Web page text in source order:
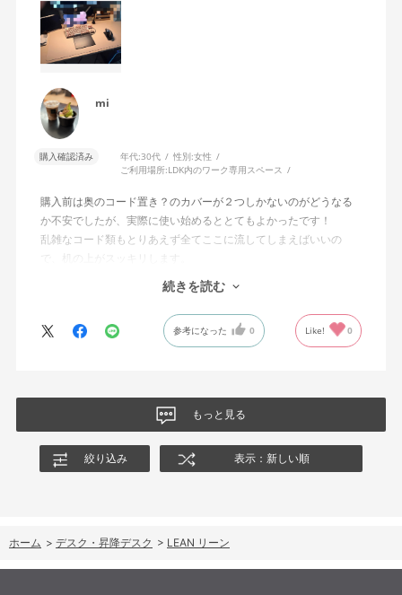
mi
購入確認済み 年代:30代 性別:女性
ご利用場所:LDK内のワーク専用スペース
購入前は奥のコード置き？のカバーが２つしかないのがどうなる
か不安でしたが、実際に使い始めるととてもよかったです！
乱雑なコード類もとりあえず全てここに流してしまえばいいの
で、机の上がスッキリします。
机の色も柔らかい桃色みのある色で、かわいらしいです。机自体
の作りもしっかりしておりこのお値段で組み立て作業もしていた
だけて、とても良い買い物ができました！
続きを読む
参考になった 0 Like! 0
もっと見る
絞り込み 表示：新しい順
ホーム > デスク・昇降デスク > LEAN リーン